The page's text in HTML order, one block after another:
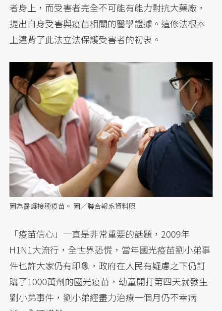
者身上，而受害者完全不可能有能力對抗大藥廠，
提出自身受害與疫苗相關的醫學證據。這修法根本
上違背了此法立法保護受害者的初衷。
圖為醫護接種疫苗。 圖／聯合報系資料照
「疫苗信心」一直是非常重要的話題，2009年
H1N1大流行，全世界恐慌，當年國光疫苗劉小弟事
件也許大家仍有印象，政府在人民有疑慮之下仍訂
購了1000萬劑的國光疫苗，幼童開打第四天就發生
劉小弟事件，劉小弟經盡力治療一個月仍不幸病